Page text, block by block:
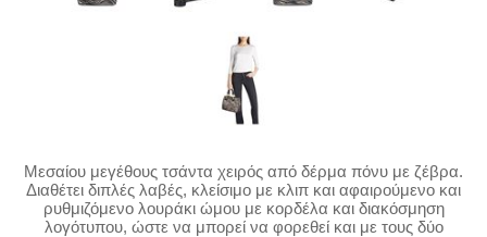
Μεσαίου μεγέθους τσάντα χειρός από δέρμα πόνυ με ζέβρα.
Διαθέτει διπλές λαβές, κλείσιμο με κλιπ και αφαιρούμενο και
ρυθμιζόμενο λουράκι ώμου με κορδέλα και διακόσμηση
λογότυπου, ώστε να μπορεί να φορεθεί και με τους δύο